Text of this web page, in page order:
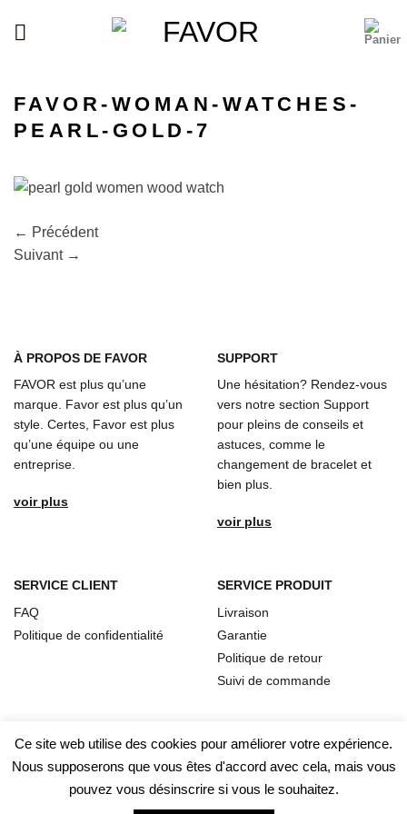
FAVOR-WOMAN-WATCHES-
PEARL-GOLD-7
← Précédent
Suivant →
À PROPOS DE FAVOR
FAVOR est plus qu’une
marque. Favor est plus qu’un
style. Certes, Favor est plus
qu’une équipe ou une
entreprise.
voir plus
SUPPORT
Une hésitation? Rendez-vous
vers notre section Support
pour pleins de conseils et
astuces, comme le
changement de bracelet et
bien plus.
voir plus
SERVICE CLIENT
FAQ
Politique de confidentialité
SERVICE PRODUIT
Livraison
Garantie
Politique de retour
Suivi de commande
Ce site web utilise des cookies pour améliorer votre expérience.
Nous supposerons que vous êtes d'accord avec cela, mais vous
pouvez vous désinscrire si vous le souhaitez.